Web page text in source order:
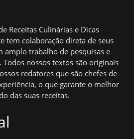
Receitas Culinárias e Dicas
tem colaboração direta de seus
amplo trabalho de pesquisas e
nossos textos são originais
redatores que são chefes de
o que garante o melhor
das suas receitas.